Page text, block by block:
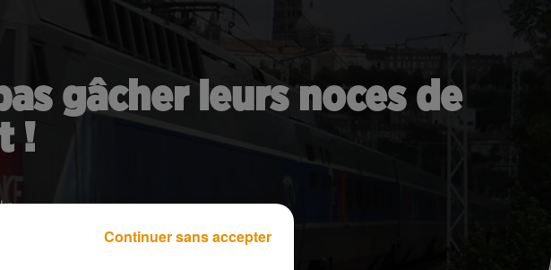
gâcher leurs noces de
!
Continuer sans accepter